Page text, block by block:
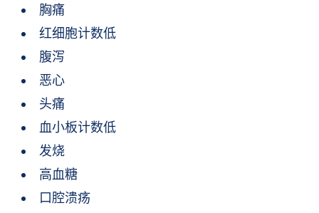
胸痛
红细胞计数低
腹泻
恶心
头痛
血小板计数低
发烧
高血糖
口腔溃疡